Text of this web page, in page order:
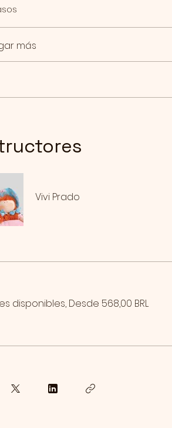
más
Vivi Prado
disponibles, Desde 568,00 BRL